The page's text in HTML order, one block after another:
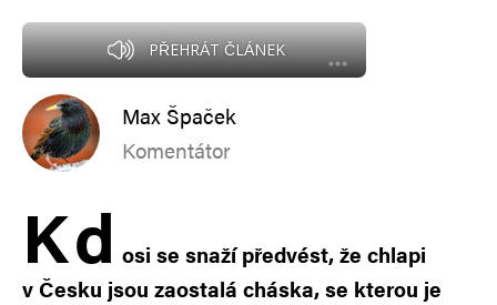
PŘEHRÁT ČLÁNEK
Max Špaček
Komentátor
Kd osi se snaží předvést, že chlapi
v Česku jsou zaostalá cháska, se kterou je